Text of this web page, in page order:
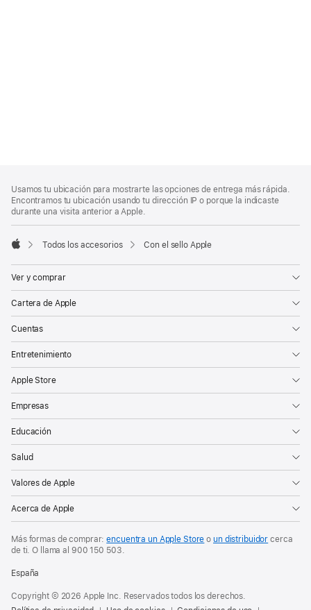
a
pie
de
página
al
pie
Usamos tu ubicación para mostrarte las opciones de entrega más rápida.
Encontramos tu ubicación usando tu dirección IP o porque la indicaste
durante una visita anterior a Apple.
Todos los accesorios Con el sello Apple
Ver y comprar
Cartera de Apple
Cuentas
Entretenimiento
Apple Store
Empresas
Educación
Salud
Valores de Apple
Acerca de Apple
Más formas de comprar:encuentra un Apple Store oun distribuidor cerca
de ti. O
llama al 900 150 503
España
Copyright © 2026 Apple Inc. Reservados todos los derechos.